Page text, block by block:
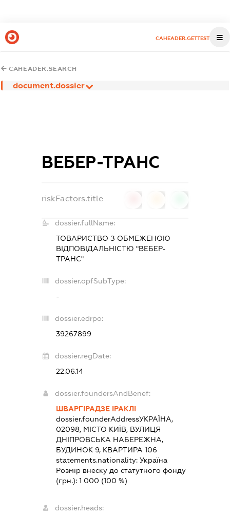
CAHEADER.GETTEST
CAHEADER.SEARCH
document.dossier
ВЕБЕР-ТРАНС
riskFactors.title
dossier.fullName:
ТОВАРИСТВО З ОБМЕЖЕНОЮ
ВІДПОВІДАЛЬНІСТЮ "ВЕБЕР-
ТРАНС"
dossier.opfSubType:
-
dossier.edrpo:
39267899
dossier.regDate:
22.06.14
dossier.foundersAndBenef:
ШВАРГІРАДЗЕ ІРАКЛІ
dossier.founderAddressУКРАЇНА,
02098, МІСТО КИЇВ, ВУЛИЦЯ
ДНІПРОВСЬКА НАБЕРЕЖНА,
БУДИНОК 9, КВАРТИРА 106
statements.nationality: Україна
Розмір внеску до статутного фонду
(грн.): 1 000 (100 %)
dossier.heads: